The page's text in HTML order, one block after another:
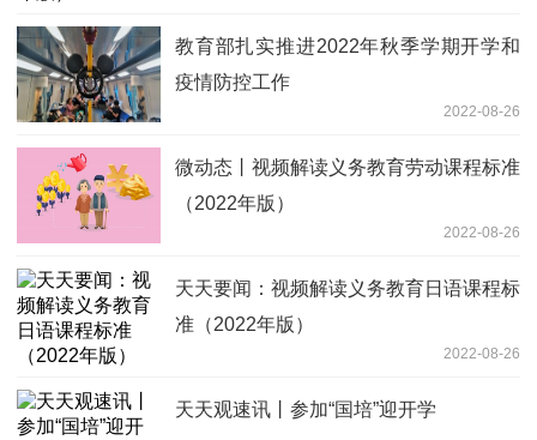
教育部扎实推进2022年秋季学期开学和
疫情防控工作
2022-08-26
微动态丨视频解读义务教育劳动课程标准
（2022年版）
2022-08-26
天天要闻：视频解读义务教育日语课程标
准（2022年版）
2022-08-26
天天观速讯丨参加“国培”迎开学